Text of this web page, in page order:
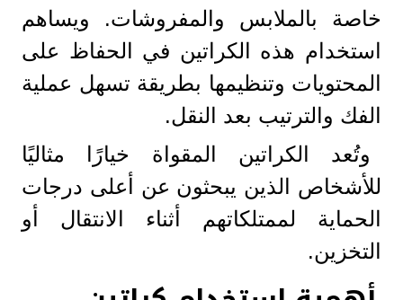
خاصة بالملابس والمفروشات. ويساهم
استخدام هذه الكراتين في الحفاظ على
المحتويات وتنظيمها بطريقة تسهل عملية
الفك والترتيب بعد النقل.
وتُعد الكراتين المقواة خيارًا مثاليًا
للأشخاص الذين يبحثون عن أعلى درجات
الحماية لممتلكاتهم أثناء الانتقال أو
التخزين.